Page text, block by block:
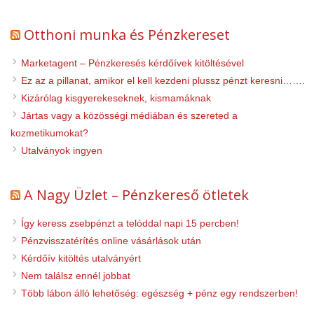
Otthoni munka és Pénzkereset
Marketagent – Pénzkeresés kérdőívek kitöltésével
Ez az a pillanat, amikor el kell kezdeni plussz pénzt keresni…….
Kizárólag kisgyerekeseknek, kismamáknak
Jártas vagy a közösségi médiában és szereted a
kozmetikumokat?
Utalványok ingyen
A Nagy Üzlet – Pénzkereső ötletek
Így keress zsebpénzt a telóddal napi 15 percben!
Pénzvisszatérítés online vásárlások után
Kérdőív kitöltés utalványért
Nem találsz ennél jobbat
Több lábon álló lehetőség: egészség + pénz egy rendszerben!